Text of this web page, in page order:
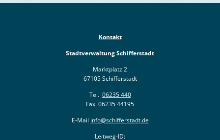
Kontakt
Stadtverwaltung Schifferstadt
Marktplatz 2
67105 Schifferstadt
Tel. 06235 440
Fax 06235 44195
E-Mail info@schifferstadt.de
Leitweg-ID: